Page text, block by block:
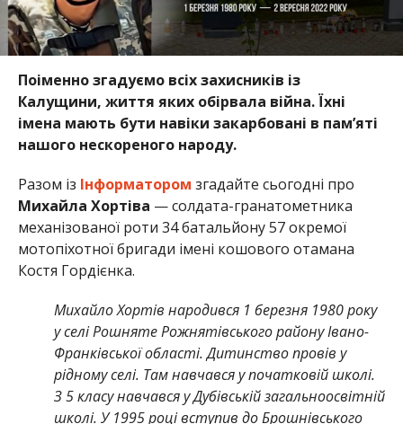
Поіменно згадуємо всіх захисників із
Калущини, життя яких обірвала війна. Їхні
імена мають бути навіки закарбовані в пам’яті
нашого нескореного народу.
Разом із Інформатором згадайте сьогодні про
Михайла Хортіва — солдата-гранатометника
механізованої роти 34 батальйону 57 окремої
мотопіхотної бригади імені кошового отамана
Костя Гордієнка.
Михайло Хортів народився 1 березня 1980 року
у селі Рошняте Рожнятівського району Івано-
Франківської області. Дитинство провів у
рідному селі. Там навчався у початковій школі.
З 5 класу навчався у Дубівській загальноосвітній
школі. У 1995 році вступив до Брошнівського